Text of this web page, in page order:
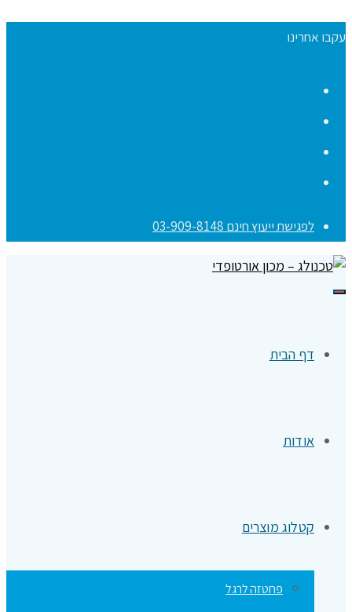
עקבו אחרינו
לפגישת ייעוץ חינם 03-909-8148
תפריט
דף הבית
אודות
קטלוג מוצרים
פרוטזה לרגל